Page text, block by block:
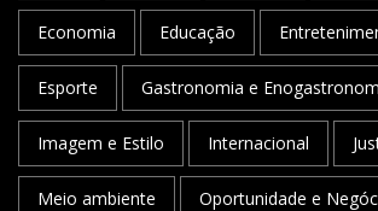
Economia Educação
Esporte Gastronomia e
Imagem e Estilo Internacional
Meio ambiente Oportunidade e